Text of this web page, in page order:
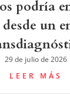
podría
un
29 de julio de 2026
LEER MÁS